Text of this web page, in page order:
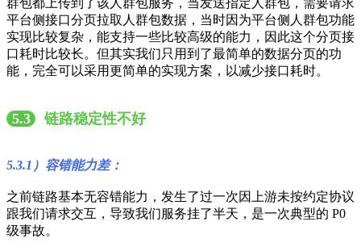
群包都上传到了该人群包服务，当发送指定人群包，需要请求
平台侧接口分页拉取人群包数据，当时因为平台侧人群包功能
实现比较复杂，能支持一些比较高级的能力，因此这个分页接
口耗时比较长。但其实我们只用到了最简单的数据分页的功
能，完全可以采用更简单的实现方案，以减少接口耗时。
5.3 链路稳定性不好
5.3.1）容错能力差：
之前链路基本无容错能力，发生了过一次因上游未按约定协议
跟我们请求交互，导致我们服务挂了半天，是一次典型的 P0
级事故。